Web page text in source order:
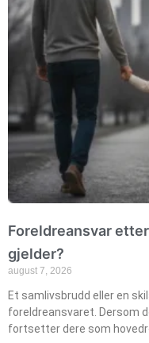
Foreldreansvar
gjelder?
august 7, 2026
Et samlivsbrudd eller en
foreldreansvaret. Dersom
fortsetter dere som